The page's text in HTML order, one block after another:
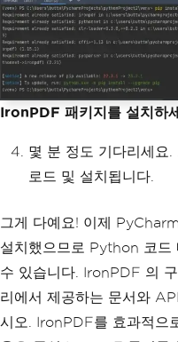
IronPDF 패키지를 설치하
몇 분 정도 기다리세요
로드 및 설치됩니다.
그게 다예요! 이제
설치했으므로 Python 코드
수 있습니다. IronPDF 의
리에서 제공하는 문서와
시오. IronPDF를 효과적으